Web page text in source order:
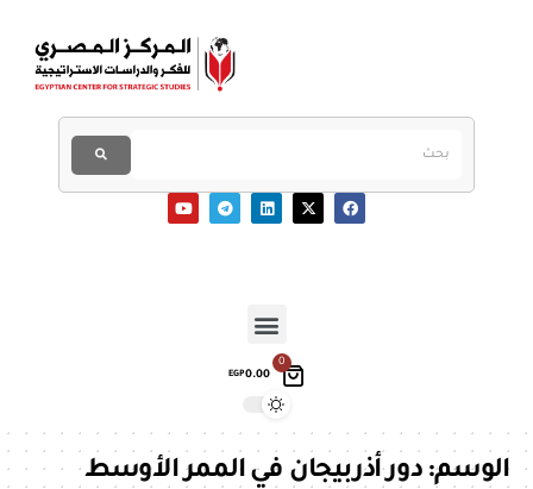
0
EGP0.00
الوسم:دور أذربيجان في الممر الأوسط